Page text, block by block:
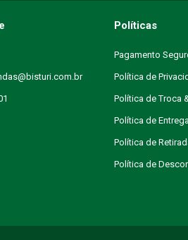
Políticas
Pagamento
Política de
Política de Troca
Política de Entrega
Política de
Política de